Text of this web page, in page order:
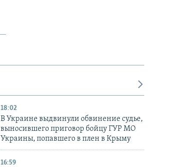
18:02
В Украине выдвинули обвинение судье,
выносившего приговор бойцу ГУР МО
Украины, попавшего в плен в Крыму
16:59